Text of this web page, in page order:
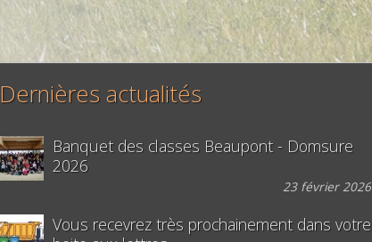
Dernières actualités
Banquet des classes Beaupont - Domsure
2026
23 février 2026
Vous recevrez très prochainement dans votre